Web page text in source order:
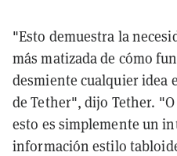
"Esto demuestra la
más matizada de cómo
desmiente cualquier idea
de Tether", dijo Tether.
esto es simplemente un
información estilo